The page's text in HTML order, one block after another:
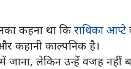
कहना था कि राधिका आप्टे
कहानी काल्पनिक है।
लेकिन उन्हें वजह नहीं